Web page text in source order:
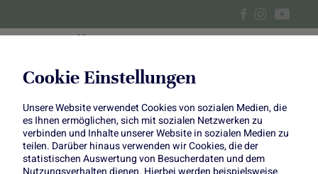
Cookie Einstellungen
Unsere Website verwendet Cookies von sozialen Medien, die
es Ihnen ermöglichen, sich mit sozialen Netzwerken zu
verbinden und Inhalte unserer Website in sozialen Medien zu
teilen. Darüber hinaus verwenden wir Cookies, die der
statistischen Auswertung von Besucherdaten und dem
Brokkoli Suppe mit Kartoffel
Croutons